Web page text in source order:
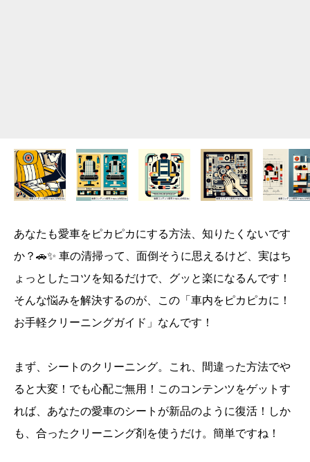
あなたも愛車をピカピカにする方法、知りたくないです
か？🚗✨ 車の清掃って、面倒そうに思えるけど、実はち
ょっとしたコツを知るだけで、グッと楽になるんです！
そんな悩みを解決するのが、この「車内をピカピカに！
お手軽クリーニングガイド」なんです！
まず、シートのクリーニング。これ、間違った方法でや
ると大変！でも心配ご無用！このコンテンツをゲットす
れば、あなたの愛車のシートが新品のように復活！しか
も、合ったクリーニング剤を使うだけ。簡単ですね！